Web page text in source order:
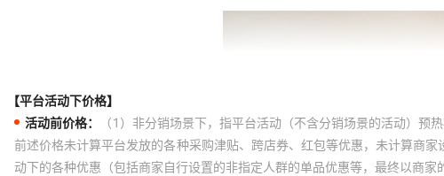
【平台活动下价格】
活动前价格：
（1）非分销场景下，指平台活动（不含分销场景的活动）
前述价格未计算平台发放的各种采购津贴、跨店券、红包等优惠，未计算商
动下的各种优惠（包括商家自行设置的非指定人群的单品优惠等，最终以商